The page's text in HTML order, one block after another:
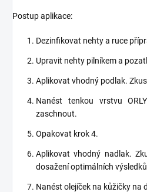
Postup aplikace:
Dezinfikovat nehty a ruce
Upravit nehty pilníkem a
Aplikovat vhodný podlak.
Nanést tenkou vrstvu
zaschnout.
Opakovat krok 4.
Aplikovat vhodný nadlak.
dosažení optimálních
Nanést olejíček na kůžičky na